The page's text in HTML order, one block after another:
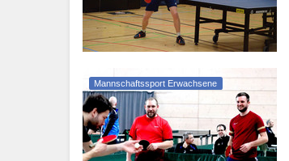
Mannschaftssport Erwachsene